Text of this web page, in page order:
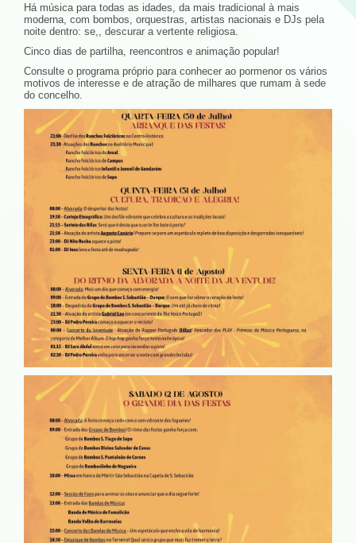
Há música para todas as idades, da mais tradicional à mais
moderna, com bombos, orquestras, artistas nacionais e DJs pela
noite dentro: se,, descurar a vertente religiosa.
Cinco dias de partilha, reencontros e animação popular!
Consulte o programa próprio para conhecer ao pormenor os vários
motivos de interesse e de atração de milhares que rumam à sede
do concelho.